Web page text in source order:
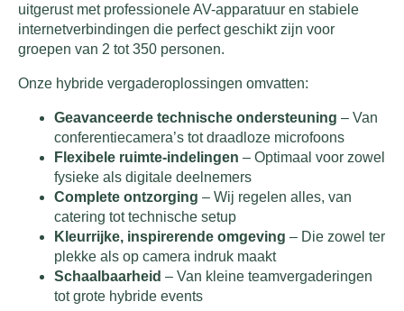
uitgerust met professionele AV-apparatuur en stabiele
internetverbindingen die perfect geschikt zijn voor
groepen van 2 tot 350 personen.
Onze hybride vergaderoplossingen omvatten:
Geavanceerde technische ondersteuning – Van
conferentiecamera’s tot draadloze microfoons
Flexibele ruimte-indelingen – Optimaal voor zowel
fysieke als digitale deelnemers
Complete ontzorging – Wij regelen alles, van
catering tot technische setup
Kleurrijke, inspirerende omgeving – Die zowel ter
plekke als op camera indruk maakt
Schaalbaarheid – Van kleine teamvergaderingen
tot grote hybride events